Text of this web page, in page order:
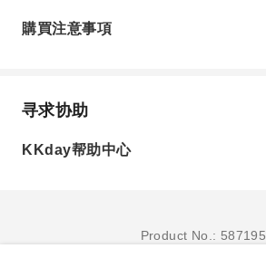
購買注意事項
寻求协助
KKday帮助中心
Product No.: 587195